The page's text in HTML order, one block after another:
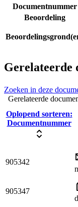
Documentnummer
Beoordeling
Gerelateerde
Zoeken in deze
Gerelateerde
Oplopend sorteren:
Documentnummer
905342
905347